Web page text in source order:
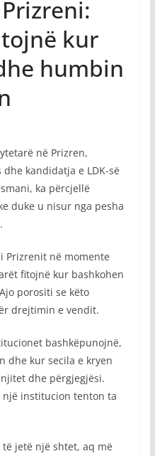
kur
humbin
në Prizren,
dhe kandidatja e LDK-së
ka përcjellë
duke u nisur nga pesha
Prizrenit në momente
fitojnë kur bashkohen
porositi se këto
drejtimin e vendit.
bashkëpunojnë,
dhe kur secila e kryen
dhe përgjegjësi.
institucion tenton ta
jetë një shtet, aq më